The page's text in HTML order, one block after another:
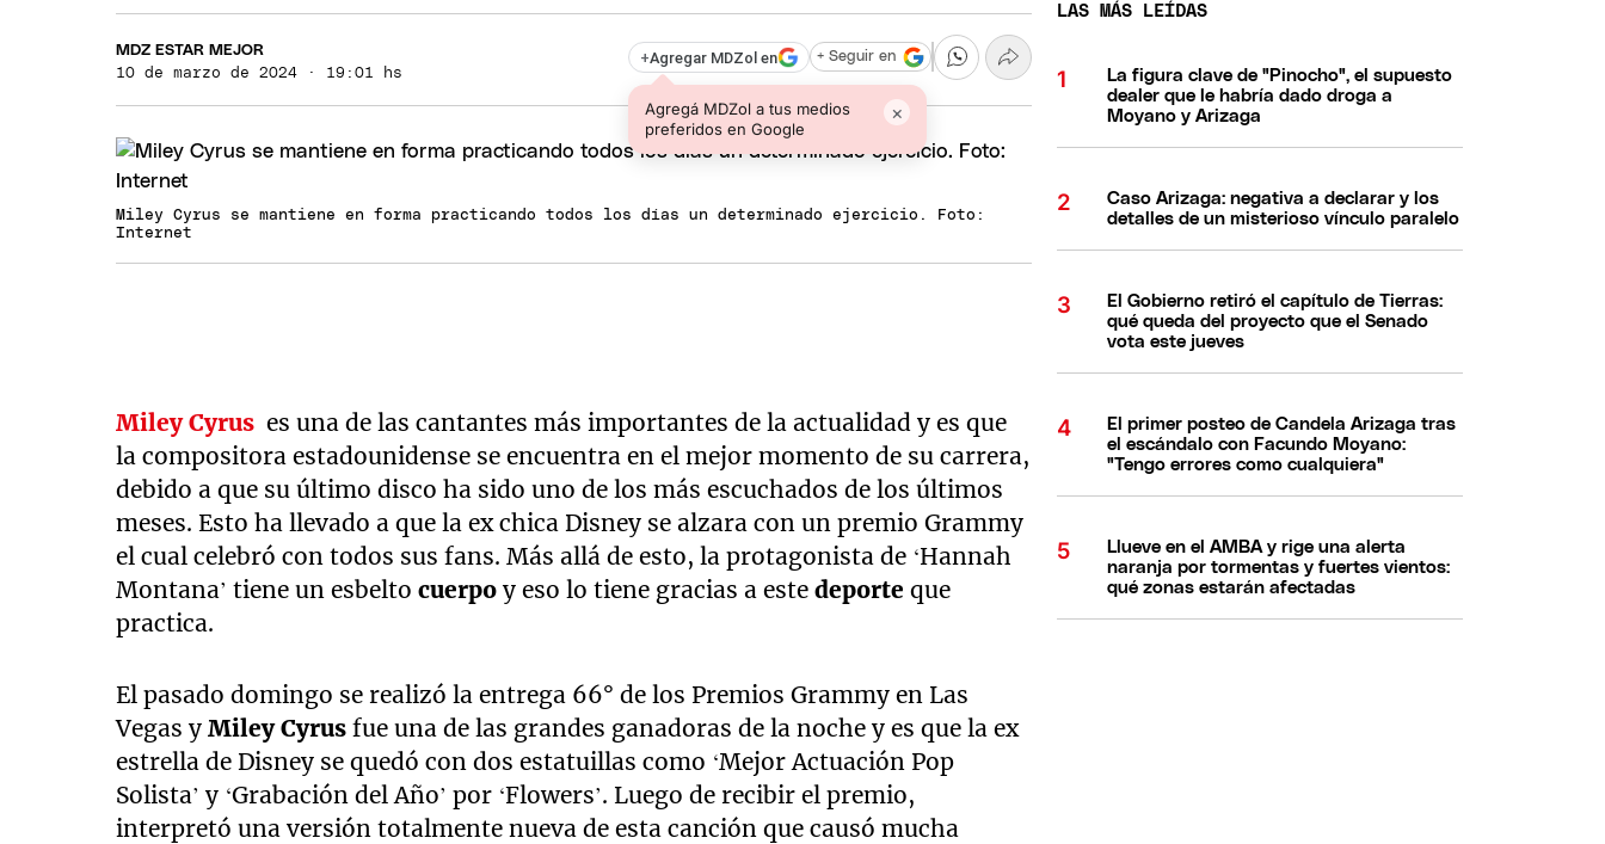
MDZ ESTAR MEJOR
10 de marzo de 2024 · 19:01 hs
+Agregar MDZol en
Agregá MDZol a tus medios
preferidos en Google
×
+ Seguir en
Miley Cyrus se mantiene en forma practicando todos los días un determinado ejercicio. Foto:
Internet
Miley Cyrus es una de las cantantes más importantes de la actualidad y es que
la compositora estadounidense se encuentra en el mejor momento de su carrera,
debido a que su último disco ha sido uno de los más escuchados de los últimos
meses. Esto ha llevado a que la ex chica Disney se alzara con un premio Grammy
el cual celebró con todos sus fans. Más allá de esto, la protagonista de ‘Hannah
Montana’ tiene un esbeltocuerpo y eso lo tiene gracias a estedeporte que
practica.
El pasado domingo se realizó la entrega 66° de los Premios Grammy en Las
Vegas yMiley Cyrus fue una de las grandes ganadoras de la noche y es que la ex
estrella de Disney se quedó con dos estatuillas como ‘Mejor Actuación Pop
Solista’ y ‘Grabación del Año’ por ‘Flowers’. Luego de recibir el premio,
interpretó una versión totalmente nueva de esta canción que causó mucha
LAS MÁS LEÍDAS
La figura clave de "Pinocho", el supuesto
dealer que le habría dado droga a
Moyano y Arizaga
Caso Arizaga: negativa a declarar y los
detalles de un misterioso vínculo paralelo
El Gobierno retiró el capítulo de Tierras:
qué queda del proyecto que el Senado
vota este jueves
El primer posteo de Candela Arizaga tras
el escándalo con Facundo Moyano:
"Tengo errores como cualquiera"
Llueve en el AMBA y rige una alerta
naranja por tormentas y fuertes vientos:
qué zonas estarán afectadas